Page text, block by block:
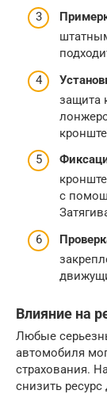
защита
с
Влияние на
Любые
автомобиля
страхования.
снизить